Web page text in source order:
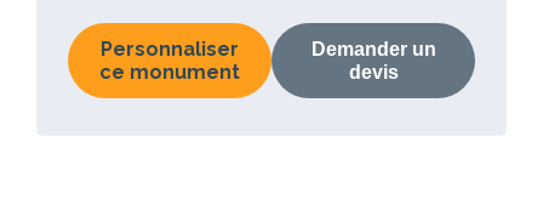
Personnaliser
ce monument
Demander un
devis